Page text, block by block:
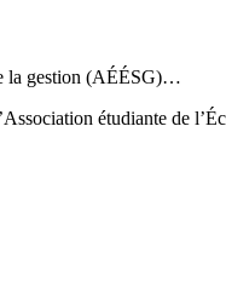
la gestion (AÉÉSG)…
étudiante de